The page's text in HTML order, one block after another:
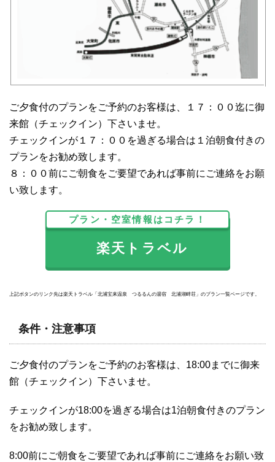
ご夕食付のプランをご予約のお客様は、１７：００迄に御
来館（チェックイン）下さいませ。
チェックインが１７：００を過ぎる場合は１泊朝食付きの
プランをお勧め致します。
８：００前にご朝食をご要望であれば事前にご連絡をお願
い致します。
プラン・空室情報はコチラ！
楽天トラベル
上記ボタンのリンク先は楽天トラベル「北浦宝来温泉 つるるんの湯宿 北浦湖畔荘」のプラン一覧ページです。
条件・注意事項
ご夕食付のプランをご予約のお客様は、18:00までに御来
館（チェックイン）下さいませ。
チェックインが18:00を過ぎる場合は1泊朝食付きのプラン
をお勧め致します。
8:00前にご朝食をご要望であれば事前にご連絡をお願い致